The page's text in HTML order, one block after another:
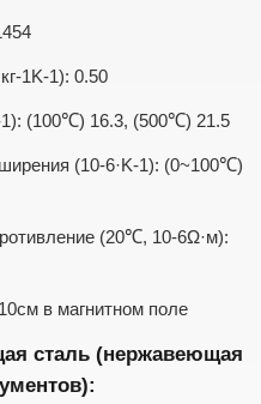
1K-1): 0.50
1): (100℃) 16.3, (500℃) 21.5
(10-6·K-1): (0~100℃)
(20℃, 10-6Ω·м):
в магнитном поле
сталь (нержавеющая